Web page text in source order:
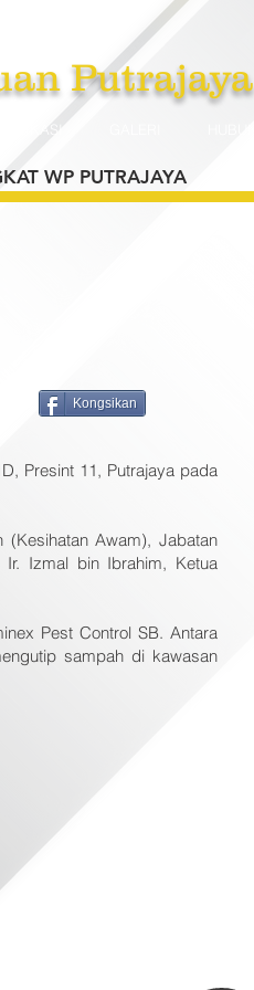
Putrajaya
WP PUTRAJAYA
Kongsikan
Presint 11, Putrajaya pada
(Kesihatan Awam), Jabatan
Ir. Izmal bin Ibrahim, Ketua
Pest Control SB. Antara
sampah di kawasan